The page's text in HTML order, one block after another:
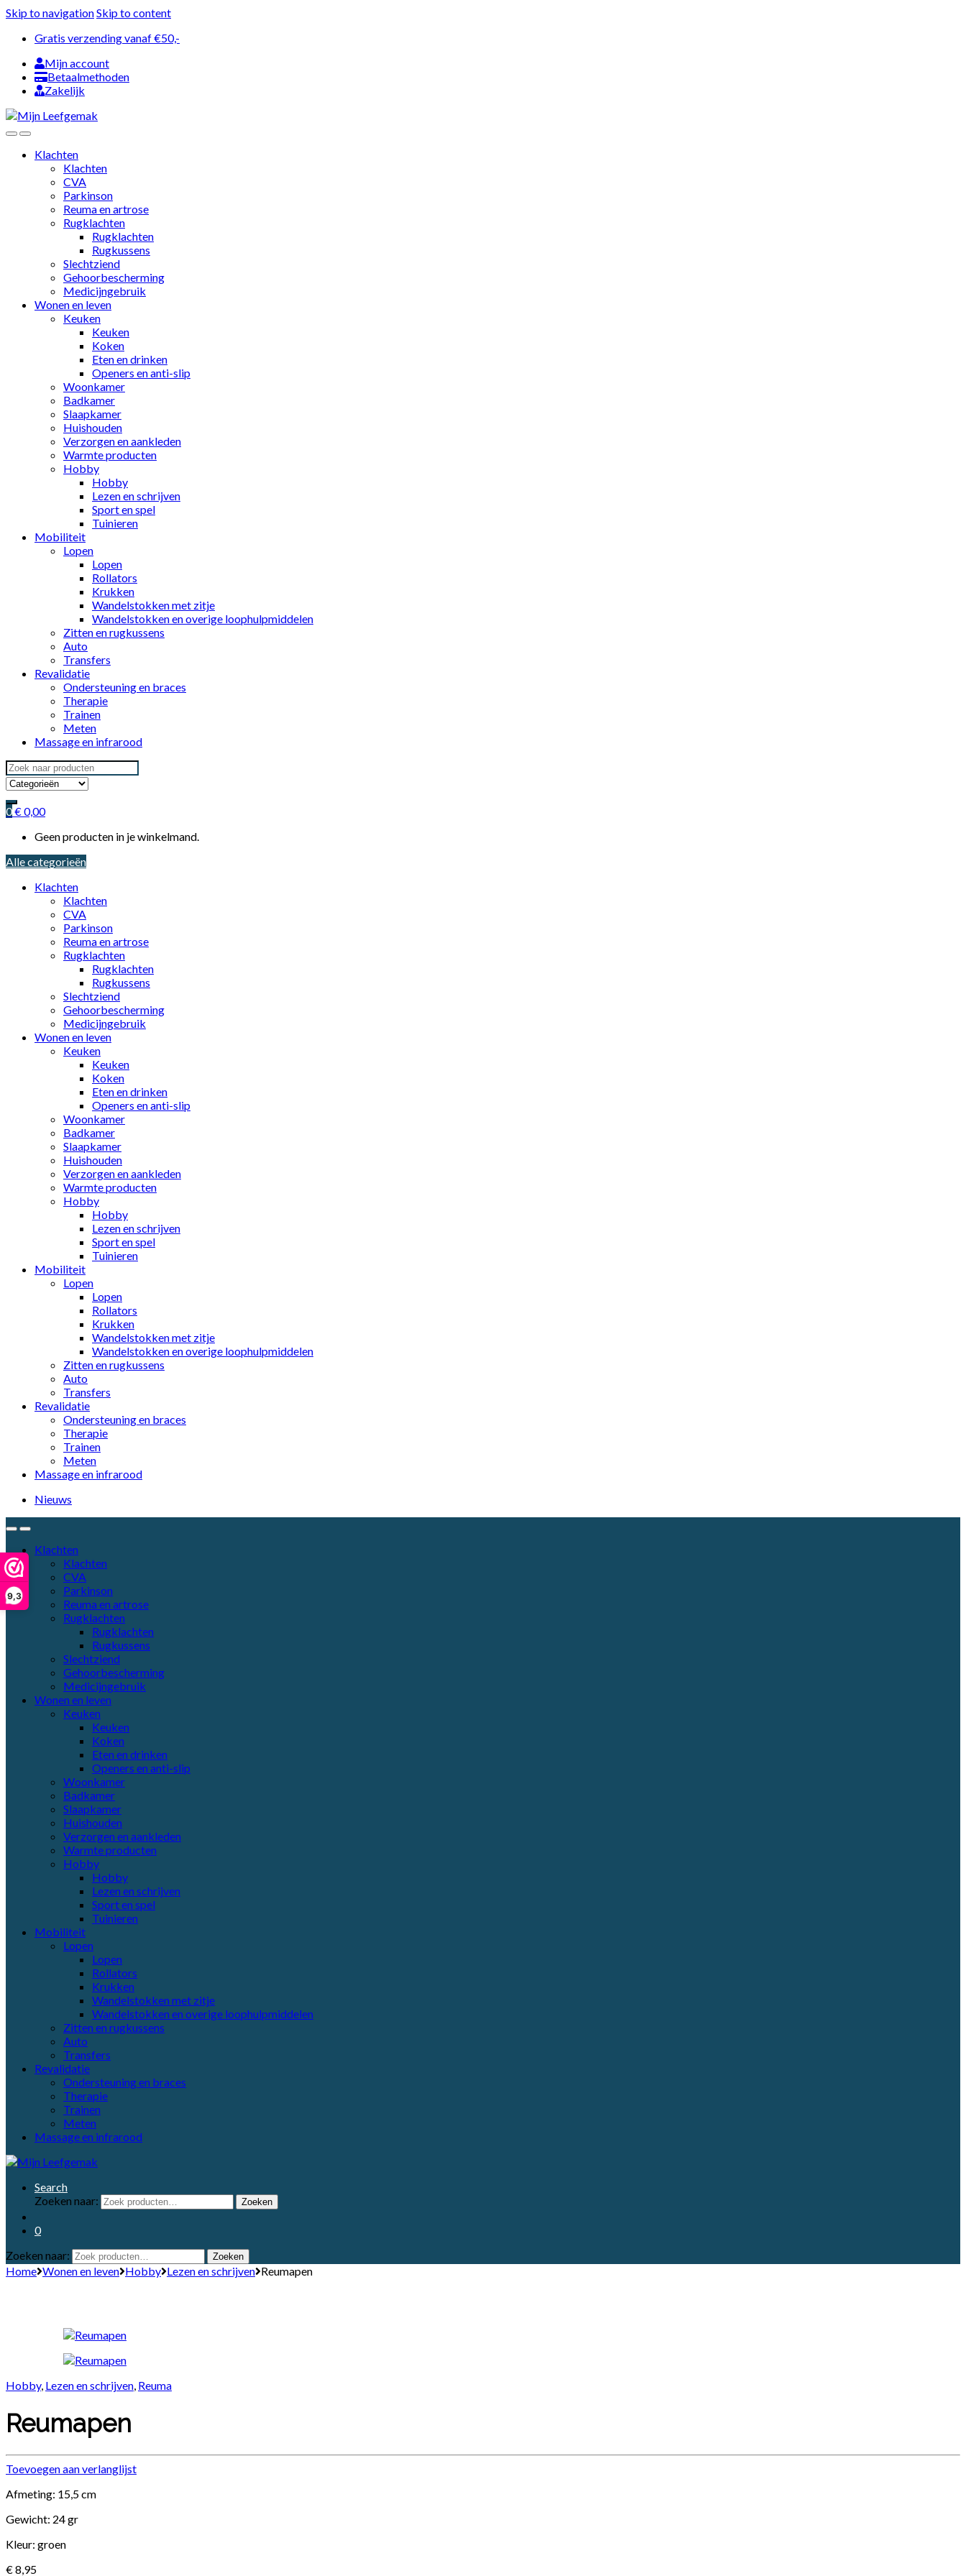
9,3
Skip to navigationSkip to content
Gratis verzending vanaf €50,-
Mijn account
Betaalmethoden
Zakelijk
Klachten
Klachten
CVA
Parkinson
Reuma en artrose
Rugklachten
Rugklachten
Rugkussens
Slechtziend
Gehoorbescherming
Medicijngebruik
Wonen en leven
Keuken
Keuken
Koken
Eten en drinken
Openers en anti-slip
Woonkamer
Badkamer
Slaapkamer
Huishouden
Verzorgen en aankleden
Warmte producten
Hobby
Hobby
Lezen en schrijven
Sport en spel
Tuinieren
Mobiliteit
Lopen
Lopen
Rollators
Krukken
Wandelstokken met zitje
Wandelstokken en overige loophulpmiddelen
Zitten en rugkussens
Auto
Transfers
Revalidatie
Ondersteuning en braces
Therapie
Trainen
Meten
Massage en infrarood
Search
for:
0€0,00
Geen producten in je winkelmand.
Alle categorieën
Klachten
Klachten
CVA
Parkinson
Reuma en artrose
Rugklachten
Rugklachten
Rugkussens
Slechtziend
Gehoorbescherming
Medicijngebruik
Wonen en leven
Keuken
Keuken
Koken
Eten en drinken
Openers en anti-slip
Woonkamer
Badkamer
Slaapkamer
Huishouden
Verzorgen en aankleden
Warmte producten
Hobby
Hobby
Lezen en schrijven
Sport en spel
Tuinieren
Mobiliteit
Lopen
Lopen
Rollators
Krukken
Wandelstokken met zitje
Wandelstokken en overige loophulpmiddelen
Zitten en rugkussens
Auto
Transfers
Revalidatie
Ondersteuning en braces
Therapie
Trainen
Meten
Massage en infrarood
Nieuws
Klachten
Klachten
CVA
Parkinson
Reuma en artrose
Rugklachten
Rugklachten
Rugkussens
Slechtziend
Gehoorbescherming
Medicijngebruik
Wonen en leven
Keuken
Keuken
Koken
Eten en drinken
Openers en anti-slip
Woonkamer
Badkamer
Slaapkamer
Huishouden
Verzorgen en aankleden
Warmte producten
Hobby
Hobby
Lezen en schrijven
Sport en spel
Tuinieren
Mobiliteit
Lopen
Lopen
Rollators
Krukken
Wandelstokken met zitje
Wandelstokken en overige loophulpmiddelen
Zitten en rugkussens
Auto
Transfers
Revalidatie
Ondersteuning en braces
Therapie
Trainen
Meten
Massage en infrarood
Search
Zoeken naar:
Zoeken
0
Zoeken naar:
Zoeken
Home Wonen en leven Hobby Lezen en schrijven Reumapen
Hobby, Lezen en schrijven, Reuma
Reumapen
Toevoegen aan verlanglijst
Afmeting: 15,5 cm
Gewicht: 24 gr
Kleur: groen
€8,95